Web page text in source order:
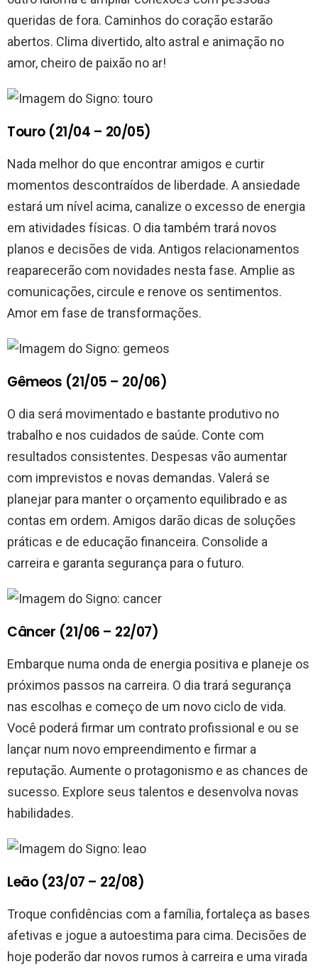
queridas de fora. Caminhos do coração estarão
abertos. Clima divertido, alto astral e animação no
amor, cheiro de paixão no ar!
Touro (21/04 – 20/05)
Nada melhor do que encontrar amigos e curtir
momentos descontraídos de liberdade. A ansiedade
estará um nível acima, canalize o excesso de energia
em atividades físicas. O dia também trará novos
planos e decisões de vida. Antigos relacionamentos
reaparecerão com novidades nesta fase. Amplie as
comunicações, circule e renove os sentimentos.
Amor em fase de transformações.
Gêmeos (21/05 – 20/06)
O dia será movimentado e bastante produtivo no
trabalho e nos cuidados de saúde. Conte com
resultados consistentes. Despesas vão aumentar
com imprevistos e novas demandas. Valerá se
planejar para manter o orçamento equilibrado e as
contas em ordem. Amigos darão dicas de soluções
práticas e de educação financeira. Consolide a
carreira e garanta segurança para o futuro.
Câncer (21/06 – 22/07)
Embarque numa onda de energia positiva e planeje os
próximos passos na carreira. O dia trará segurança
nas escolhas e começo de um novo ciclo de vida.
Você poderá firmar um contrato profissional e ou se
lançar num novo empreendimento e firmar a
reputação. Aumente o protagonismo e as chances de
sucesso. Explore seus talentos e desenvolva novas
habilidades.
Leão (23/07 – 22/08)
Troque confidências com a família, fortaleça as bases
afetivas e jogue a autoestima para cima. Decisões de
hoje poderão dar novos rumos à carreira e uma virada